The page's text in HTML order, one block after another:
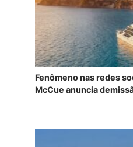
Fenômeno nas redes
McCue anuncia